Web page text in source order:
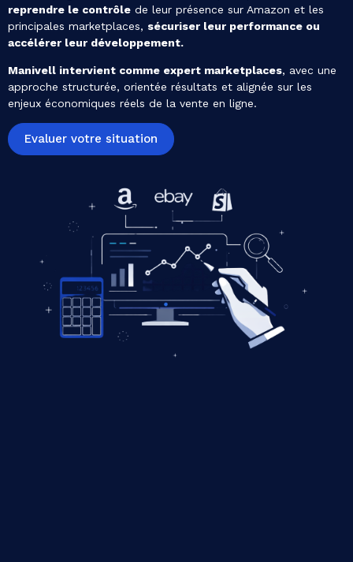
reprendre le contrôle de leur présence sur Amazon et les
principales marketplaces, sécuriser leur performance ou
accélérer leur développement.
Manivell intervient comme expert marketplaces, avec une
approche structurée, orientée résultats et alignée sur les
enjeux économiques réels de la vente en ligne.
Evaluer votre situation